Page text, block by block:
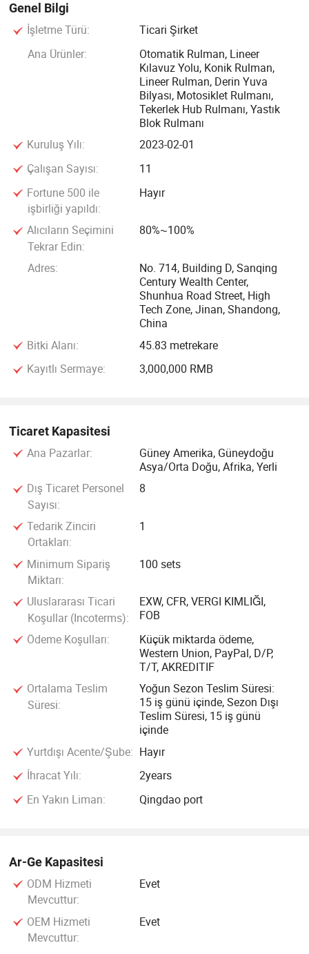
Ürünlerimiz tüm ülkede satılmaktadır ve Rusya, Meksika,
İtalya, Brezilya, Güneydoğu Asya, Hindistan ve Ortadoğu'da
%60'i kendi markamız olan "TBAI" "SFC" ve %40'i
müşterilerimiz tarafından OEM'e yetki verilmiştir. Üretim.
Şirketimiz, yüksek kalite, yüksek verimlilik, yüksek maliyet
performansı ve yüksek memnuniyet için müşterilerimizle
güçlü bir ilişki kurmuştur! Amacımız, sürekli olarak yenilik
yapmak ve dünya çapında rulman alanında en iyi tedarikçi
Genel Bilgi
İşletme Türü:
Ticari Şirket
Ana Ürünler:
Otomatik Rulman, Lineer
Kılavuz Yolu, Konik Rulman,
Lineer Rulman, Derin Yuva
Bilyası, Motosiklet Rulmanı,
Tekerlek Hub Rulmanı, Yastık
Blok Rulmanı
Kuruluş Yılı:
2023-02-01
Çalışan Sayısı:
11
Fortune 500 ile
işbirliği yapıldı:
Hayır
Alıcıların Seçimini
Tekrar Edin:
80%~100%
Adres:
No. 714, Building D, Sanqing
Century Wealth Center,
Shunhua Road Street, High
Tech Zone, Jinan, Shandong,
China
Bitki Alanı:
45.83 metrekare
Kayıtlı Sermaye:
3,000,000 RMB
Ticaret Kapasitesi
Ana Pazarlar:
Güney Amerika, Güneydoğu
Asya/Orta Doğu, Afrika, Yerli
Dış Ticaret Personel
Sayısı:
8
Tedarik Zinciri
Ortakları:
1
Minimum Sipariş
Miktarı:
100 sets
Uluslararası Ticari
Koşullar (Incoterms):
EXW, CFR, VERGI KIMLIĞI,
FOB
Ödeme Koşulları:
Küçük miktarda ödeme,
Western Union, PayPal, D/P,
T/T, AKREDITIF
Ortalama Teslim
Süresi:
Yoğun Sezon Teslim Süresi:
15 iş günü içinde, Sezon Dışı
Teslim Süresi, 15 iş günü
içinde
Yurtdışı Acente/Şube: Hayır
İhracat Yılı:
2years
En Yakın Liman:
Qingdao port
Ar-Ge Kapasitesi
ODM Hizmeti
Mevcuttur:
Evet
OEM Hizmeti
Mevcuttur:
Evet